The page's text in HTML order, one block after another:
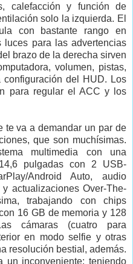
calefacción y función de
solo la izquierda. El
con bastante rango en
para las advertencias
brazo de la derecha sirven
volumen, pistas,
del HUD. Los
para regular el ACC y los
te va a demandar un par de
que son muchísimas.
multimedia con una
pulgadas con 2 USB-
Android Auto, audio
actualizaciones Over-The-
trabajando con chips
16 GB de memoria y 128
cámaras (cuatro para
en modo selfie y otras
resolución bestial, además.
un inconveniente: teniendo